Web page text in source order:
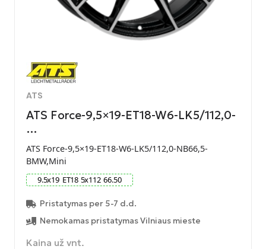
ATS
ATS Force-9,5×19-ET18-W6-LK5/112,0-
…
ATS Force-9,5×19-ET18-W6-LK5/112,0-NB66,5-
BMW,Mini
9.5x19 ET18 5x112 66.50
Pristatymas per 5-7 d.d.
Nemokamas pristatymas Vilniaus mieste
Kaina už vnt.